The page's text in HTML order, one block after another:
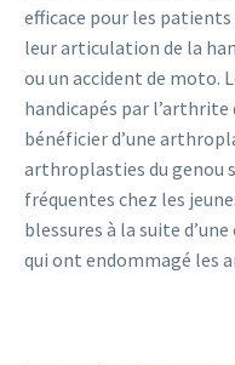
efficace pour les patients
leur articulation de la
ou un accident de moto.
handicapés par
bénéficier d’une
arthroplasties du genou
fréquentes chez les
blessures à la suite
qui ont endommagé les